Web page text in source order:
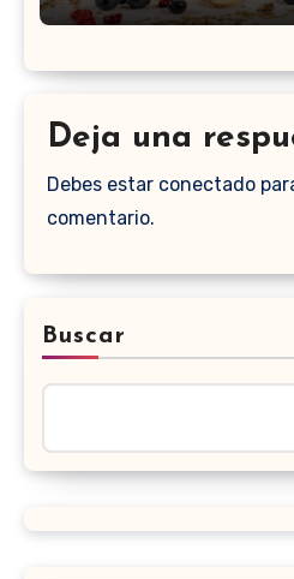
Deja una
Debes estar conectado
comentario.
Buscar